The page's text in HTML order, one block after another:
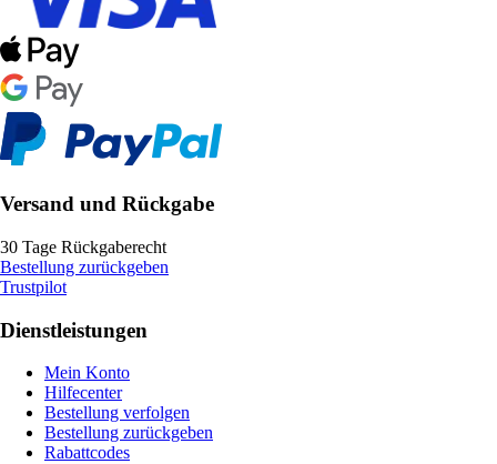
Versand und Rückgabe
30 Tage Rückgaberecht
Bestellung zurückgeben
Trustpilot
Dienstleistungen
Mein Konto
Hilfecenter
Bestellung verfolgen
Bestellung zurückgeben
Rabattcodes